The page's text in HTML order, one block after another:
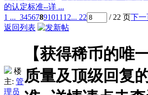
的认定标准--详 ...
1 ... 34567891011 12... 22 / 22 页下一
返回列表
楼
主: 管
理员
【获得稀币的唯
质量及顶级回复